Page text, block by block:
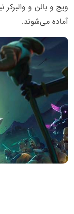
آماده می‌شوند.